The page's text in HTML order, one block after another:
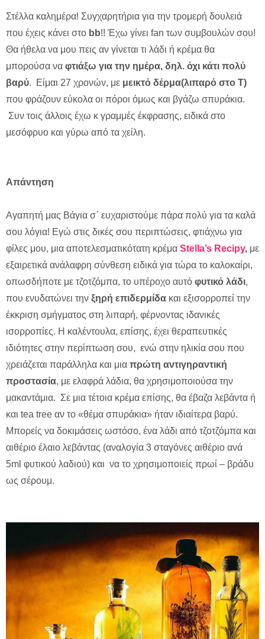
Στέλλα καλημέρα! Συγχαρητήρια για την τρομερή δουλειά
που έχεις κάνει στο bb!! Έχω γίνει fan των συμβουλών σου!
Θα ήθελα να μου πεις αν γίνεται τι λάδι ή κρέμα θα
μπορούσα να φτιάξω για την ημέρα, δηλ. όχι κάτι πολύ
βαρύ. Είμαι 27 χρονών, με μεικτό δέρμα(λιπαρό στο Τ)
που φράζουν εύκολα οι πόροι όμως και βγάζω σπυράκια.
Συν τοις άλλοις έχω κ γραμμές έκφρασης, ειδικά στο
μεσόφρυο και γύρω από τα χείλη.
Απάντηση
Αγαπητή μας Βάγια σ΄ ευχαριστούμε πάρα πολύ για τα καλά
σου λόγια! Εγώ στις δικές σου περιπτώσεις, φτιάχνω για
φίλες μου, μια αποτελεσματικότατη κρέμα Stella’s Recipy, με
εξαιρετικά ανάλαφρη σύνθεση ειδικά για τώρα το καλοκαίρι,
οπωσδήποτε με τζοτζόμπα, το υπέροχο αυτό φυτικό λάδι,
που ενυδατώνει την ξηρή επιδερμίδα και εξισορροπεί την
έκκριση σμήγματος στη λιπαρή, φέρνοντας ιδανικές
ισορροπίες. Η καλέντουλα, επίσης, έχει θεραπευτικές
ιδιότητες στην περίπτωση σου, ενώ στην ηλικία σου που
χρειάζεται παράλληλα και μια πρώτη αντιγηραντική
προστασία, με ελαφρά λάδια, θα χρησιμοποιούσα την
μακαντάμια. Σε μια τέτοια κρέμα επίσης, θα έβαζα λεβάντα ή
και tea tree αν το «θέμα σπυράκια» ήταν ιδιαίτερα βαρύ.
Μπορείς να δοκιμάσεις ωστόσο, ένα λάδι από τζοτζόμπα και
αιθέριο έλαιο λεβάντας (αναλογία 3 σταγόνες αιθέριο ανά
5ml φυτικού λαδιού) και να το χρησιμοποιείς πρωί – βράδυ
ως σέρουμ.